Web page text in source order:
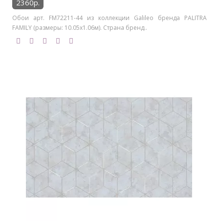
2360р.
Обои арт. FM72211-44 из коллекции Galileo бренда PALITRA
FAMILY (размеры: 10.05х1.06м). Страна бренд..